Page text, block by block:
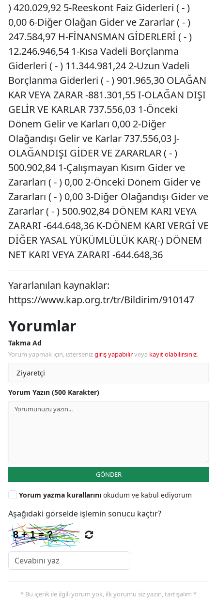
) 420.029,92 5-Reeskont Faiz Giderleri ( - )
0,00 6-Diğer Olağan Gider ve Zararlar ( - )
247.584,97 H-FİNANSMAN GİDERLERİ ( - )
12.246.946,54 1-Kısa Vadeli Borçlanma
Giderleri ( - ) 11.344.981,24 2-Uzun Vadeli
Borçlanma Giderleri ( - ) 901.965,30 OLAĞAN
KAR VEYA ZARAR -881.301,55 I-OLAĞAN DIŞI
GELİR VE KARLAR 737.556,03 1-Önceki
Dönem Gelir ve Karları 0,00 2-Diğer
Olağandışı Gelir ve Karlar 737.556,03 J-
OLAĞANDIŞI GİDER VE ZARARLAR ( - )
500.902,84 1-Çalışmayan Kısım Gider ve
Zararları ( - ) 0,00 2-Önceki Dönem Gider ve
Zararları ( - ) 0,00 3-Diğer Olağandışı Gider ve
Zararlar ( - ) 500.902,84 DÖNEM KARI VEYA
ZARARI -644.648,36 K-DÖNEM KARI VERGİ VE
DİĞER YASAL YÜKÜMLÜLÜK KAR(-) DÖNEM
NET KARI VEYA ZARARI -644.648,36
Yararlanılan kaynaklar:
https://www.kap.org.tr/tr/Bildirim/910147
Yorumlar
Takma Ad
Yorum yapmak için, istersenizgiriş yapabilirveya kayıt olabilirsiniz.
Yorum Yazın (500 Karakter)
GÖNDER
Yorum yazma kurallarını okudum ve kabul ediyorum
Aşağıdaki görselde işlemin sonucu kaçtır?
* Bu içerik ile ilgili yorum yok, ilk yorumu siz yazın, tartışalım *